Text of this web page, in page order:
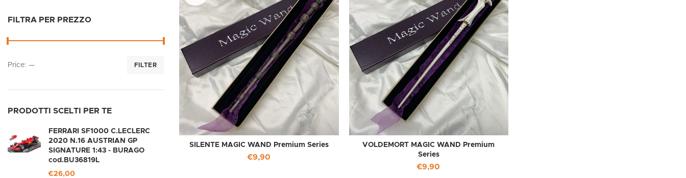
FILTRA PER PREZZO
FILTER
Price: —
PRODOTTI SCELTI PER TE
FERRARI SF1000 C.LECLERC
2020 N.16 AUSTRIAN GP
SIGNATURE 1:43 - BURAGO
cod.BU36819L
€26,00
SILENTE MAGIC WAND Premium Series
€9,90
VOLDEMORT MAGIC WAND Premium
Series
€9,90